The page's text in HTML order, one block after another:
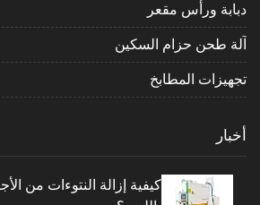
دبابة ورأس مقعر
آلة طحن حزام السكين
تجهيزات المطابخ
أخبار
كيفية إزالة النتوءات من